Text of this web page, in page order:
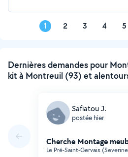
et fenêtres. Déplacement pour
1 2 3 4 5
Dernières demandes pour
kit à Montreuil (93) et
Safiatou J.
postée hier
Cherche Montage
Le Pré-Saint-Gervais